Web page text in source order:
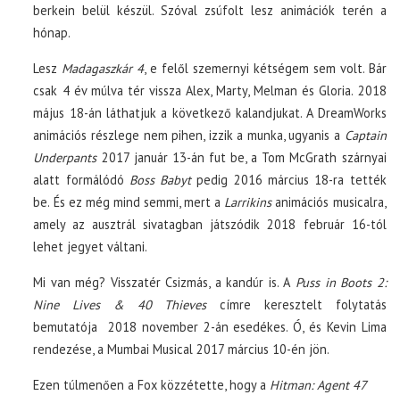
berkein belül készül. Szóval zsúfolt lesz animációk terén a
hónap.
Lesz Madagaszkár 4, e felől szemernyi kétségem sem volt. Bár
csak 4 év múlva tér vissza Alex, Marty, Melman és Gloria. 2018
május 18-án láthatjuk a következő kalandjukat. A DreamWorks
animációs részlege nem pihen, izzik a munka, ugyanis a Captain
Underpants2017 január 13-án fut be, a Tom McGrath szárnyai
alatt formálódó Boss Babytpedig 2016 március 18-ra tették
be. És ez még mind semmi, mert a Larrikinsanimációs musicalra,
amely az ausztrál sivatagban játszódik 2018 február 16-tól
lehet jegyet váltani.
Mi van még? Visszatér Csizmás, a kandúr is. APuss in Boots 2:
Nine Lives & 40 Thievescímre keresztelt folytatás
bemutatója 2018 november 2-án esedékes. Ó, és Kevin Lima
rendezése, a Mumbai Musical 2017 március 10-én jön.
Ezen túlmenően a Fox közzétette, hogy a Hitman: Agent 47